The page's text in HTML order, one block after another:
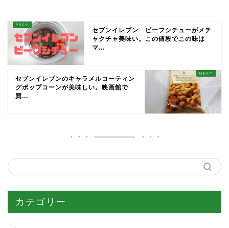
セブンイレブン ビーフシチューがメチ
ャクチャ美味い。この値段でこの味は
マ...
セブンイレブンのキャラメルコーティン
グポップコーンが美味しい。映画館で
買...
カテゴリー